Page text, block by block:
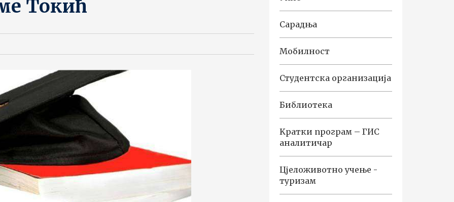
Токић
Сарадња
Мобилност
Студентска организација
Библиотека
Kратки програм – ГИС
аналитичар
Цјеложивотно учење -
туризам